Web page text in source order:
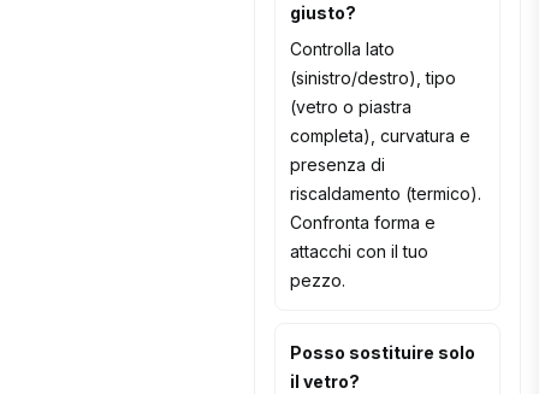
giusto?
Controlla lato
(sinistro/destro), tipo
(vetro o piastra
completa), curvatura e
presenza di
riscaldamento (termico).
Confronta forma e
attacchi con il tuo
pezzo.
Posso sostituire solo
il vetro?